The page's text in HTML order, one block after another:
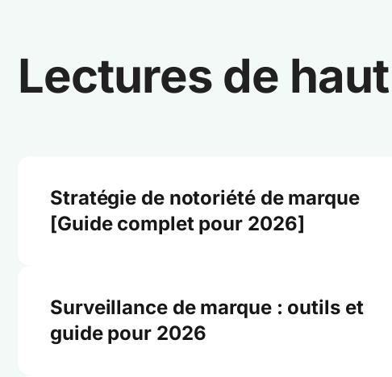
Lectures de
Stratégie de notoriété de marque
[Guide complet pour 2026]
Surveillance de marque : outils et
guide pour 2026